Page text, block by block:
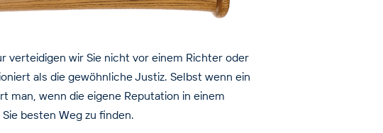
verteidigen wir Sie nicht vor einem Richter oder
als die gewöhnliche Justiz. Selbst wenn ein
man, wenn die eigene Reputation in einem
besten Weg zu finden.